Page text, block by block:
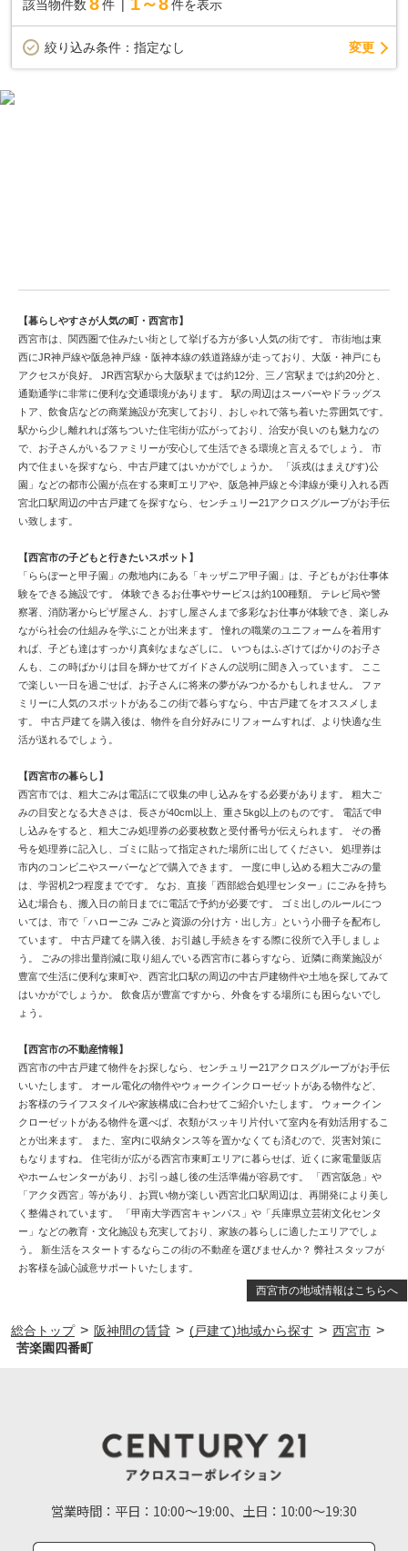
産についてもご連絡くださいませ。
用88万円・水道工事費用55万円・地盤建物保証料55万円
該当物件数 件 件を表示
絞り込み条件： 指定なし 変更
西宮市の地域情報はこちらへ
【暮らしやすさが人気の町・西宮市】
西宮市は、関西圏で住みたい街として挙げる方が多い人気の街です。 市街地は東
西にJR神戸線や阪急神戸線・阪神本線の鉄道路線が走っており、大阪・神戸にも
アクセスが良好。 JR西宮駅から大阪駅までは約12分、三ノ宮駅までは約20分と、
通勤通学に非常に便利な交通環境があります。 駅の周辺はスーパーやドラッグス
トア、飲食店などの商業施設が充実しており、おしゃれで落ち着いた雰囲気です。
駅から少し離れれば落ちついた住宅街が広がっており、治安が良いのも魅力なの
で、お子さんがいるファミリーが安心して生活できる環境と言えるでしょう。 市
内で住まいを探すなら、中古戸建てはいかがでしょうか。 「浜戎(はまえびす)公
園」などの都市公園が点在する東町エリアや、阪急神戸線と今津線が乗り入れる西
宮北口駅周辺の中古戸建てを探すなら、センチュリー21アクロスグループがお手伝
い致します。
【西宮市の子どもと行きたいスポット】
「ららぽーと甲子園」の敷地内にある「キッザニア甲子園」は、子どもがお仕事体
験をできる施設です。 体験できるお仕事やサービスは約100種類。 テレビ局や警
察署、消防署からピザ屋さん、おすし屋さんまで多彩なお仕事が体験でき、楽しみ
ながら社会の仕組みを学ぶことが出来ます。 憧れの職業のユニフォームを着用す
れば、子ども達はすっかり真剣なまなざしに。 いつもはふざけてばかりのお子さ
んも、この時ばかりは目を輝かせてガイドさんの説明に聞き入っています。 ここ
で楽しい一日を過ごせば、お子さんに将来の夢がみつかるかもしれません。 ファ
ミリーに人気のスポットがあるこの街で暮らすなら、中古戸建てをオススメしま
す。 中古戸建てを購入後は、物件を自分好みにリフォームすれば、より快適な生
活が送れるでしょう。
【西宮市の暮らし】
西宮市では、粗大ごみは電話にて収集の申し込みをする必要があります。 粗大ご
みの目安となる大きさは、長さが40cm以上、重さ5kg以上のものです。 電話で申
し込みをすると、粗大ごみ処理券の必要枚数と受付番号が伝えられます。 その番
号を処理券に記入し、ゴミに貼って指定された場所に出してください。 処理券は
市内のコンビニやスーパーなどで購入できます。 一度に申し込める粗大ごみの量
は、学習机2つ程度までです。 なお、直接「西部総合処理センター」にごみを持ち
込む場合も、搬入日の前日までに電話で予約が必要です。 ゴミ出しのルールにつ
いては、市で「ハローごみ ごみと資源の分け方・出し方」という小冊子を配布し
ています。 中古戸建てを購入後、お引越し手続きをする際に役所で入手しましょ
う。 ごみの排出量削減に取り組んでいる西宮市に暮らすなら、近隣に商業施設が
豊富で生活に便利な東町や、西宮北口駅の周辺の中古戸建物件や土地を探してみて
はいかがでしょうか。 飲食店が豊富ですから、外食をする場所にも困らないでし
ょう。
【西宮市の不動産情報】
西宮市の中古戸建て物件をお探しなら、センチュリー21アクロスグループがお手伝
いいたします。 オール電化の物件やウォークインクローゼットがある物件など、
お客様のライフスタイルや家族構成に合わせてご紹介いたします。 ウォークイン
クローゼットがある物件を選べば、衣類がスッキリ片付いて室内を有効活用するこ
とが出来ます。 また、室内に収納タンス等を置かなくても済むので、災害対策に
もなりますね。 住宅街が広がる西宮市東町エリアに暮らせば、近くに家電量販店
やホームセンターがあり、お引っ越し後の生活準備が容易です。 「西宮阪急」や
「アクタ西宮」等があり、お買い物が楽しい西宮北口駅周辺は、再開発により美し
く整備されています。 「甲南大学西宮キャンパス」や「兵庫県立芸術文化センタ
ー」などの教育・文化施設も充実しており、家族の暮らしに適したエリアでしょ
う。 新生活をスタートするならこの街の不動産を選びませんか？ 弊社スタッフが
お客様を誠心誠意サポートいたします。
総合トップ > 阪神間の賃貸 > (戸建て)地域から探す > 西宮市 >
苦楽園四番町
営業時間： 平日：10:00～19:00、土日：10:00～19:30